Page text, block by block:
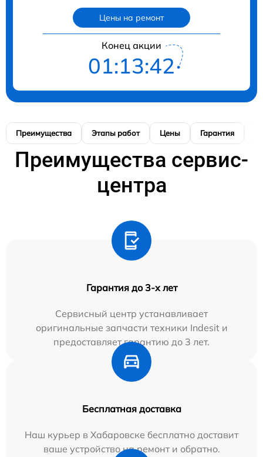
Цены на ремонт
Конец акции
01:13:41
Преимущества Этапы работ Цены Гарантия
Преимущества сервис-
центра
Гарантия до 3-х лет
Сервисный центр устанавливает
оригинальные запчасти техники Indesit и
предоставляет гарантию до 3 лет.
Бесплатная доставка
Наш курьер в Хабаровске бесплатно доставит
ваше устройство на ремонт и обратно.